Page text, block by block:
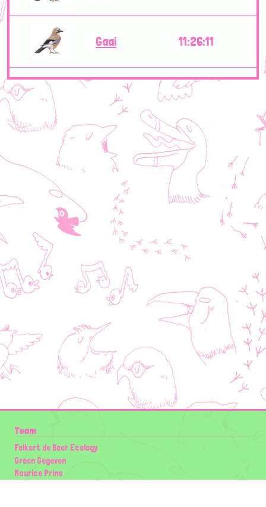
Gaai 11:26:11
Team
Folkert de Boer Ecology
Groen Gegeven
Maurice Prins